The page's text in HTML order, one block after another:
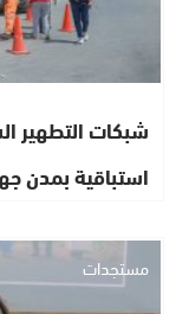
شبكات التطهير
استباقية بمدن
مستجدات